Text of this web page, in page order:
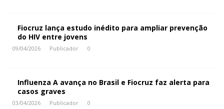
Fiocruz lança estudo inédito para ampliar prevenção
do HIV entre jovens
09/04/2026 Publicador 0
Influenza A avança no Brasil e Fiocruz faz alerta para
casos graves
03/04/2026 Publicador 0